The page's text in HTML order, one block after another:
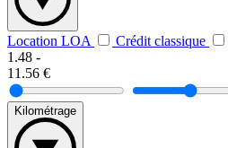
Location LOA
Crédit classique
1.48 -
11.56 €
Kilométrage